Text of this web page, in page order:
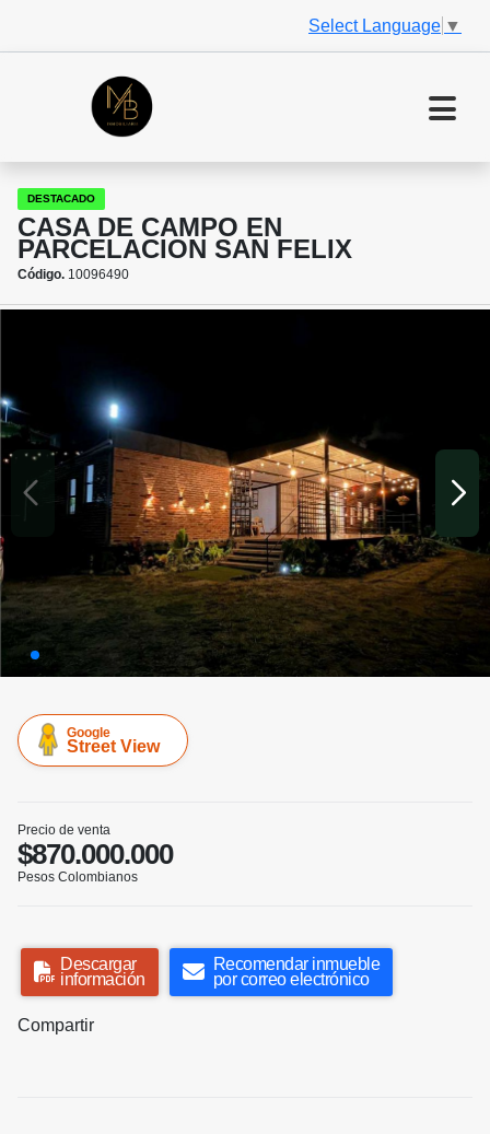
Select Language ▼
DESTACADO
CASA DE CAMPO EN
PARCELACION SAN FELIX
Código. 10096490
Google
Street View
Precio de venta
$870.000.000
Pesos Colombianos
Descargar
información
Recomendar inmueble
por correo electrónico
Compartir